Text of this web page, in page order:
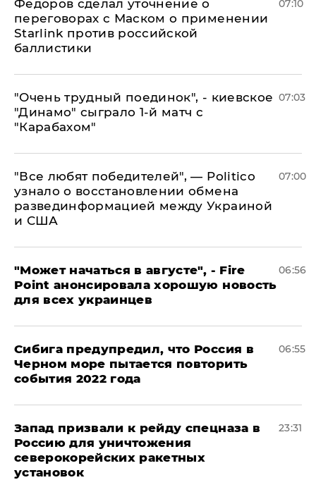
Федоров сделал уточнение о
переговорах с Маском о применении
Starlink против российской
баллистики
07:10
"Очень трудный поединок", - киевское
"Динамо" сыграло 1-й матч с
"Карабахом"
07:03
​"Все любят победителей", — Politico
узнало о восстановлении обмена
развединформацией между Украиной
и США
07:00
"Может начаться в августе", - Fire
Point анонсировала хорошую новость
для всех украинцев
06:56
Сибига предупредил, что Россия в
Черном море пытается повторить
события 2022 года
06:55
Запад призвали к рейду спецназа в
Россию для уничтожения
северокорейских ракетных
установок
23:31